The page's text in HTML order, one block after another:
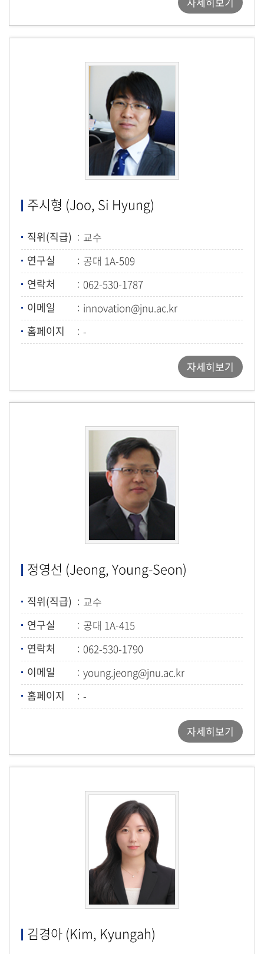
주시형 (Joo, Si Hyung)
직위(직급)
교수
연구실
공대 1A-509
연락처
062-530-1787
이메일
innovation@jnu.ac.kr
홈페이지
-
자세히보기
정영선 (Jeong, Young-Seon)
직위(직급)
교수
연구실
공대 1A-415
연락처
062-530-1790
이메일
young.jeong@jnu.ac.kr
홈페이지
-
자세히보기
김경아 (Kim, Kyungah)